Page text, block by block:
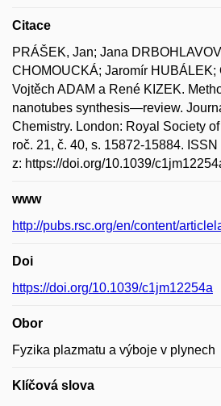
Citace
PRÁŠEK, Jan; Jana
CHOMOUCKÁ; Jaromír HUBÁLEK;
Vojtěch ADAM a René KIZEK.
nanotubes synthesis—review.
Chemistry. London: Royal Society
roč. 21, č. 40, s. 15872-15884.
z: https://doi.org/10.1039/
www
http://pubs.rsc.org/en/content/
Doi
https://doi.org/10.1039/c1jm12254a
Obor
Fyzika plazmatu a výboje v plynech
Klíčová slova